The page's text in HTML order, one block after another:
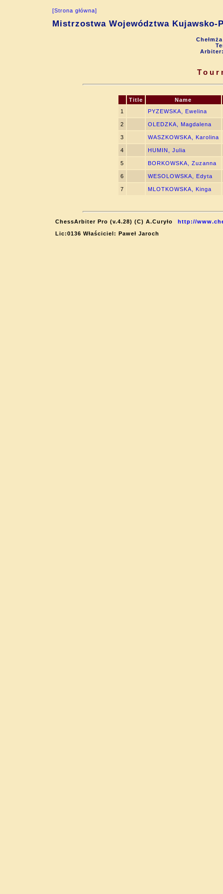
[Strona główna]
Mistrzostwa Województwa Kujawsko-
Title
Name
1
PYZEWSKA, Ewelina
2 OLEDZKA, Magdalena
3 WASZKOWSKA, Karolina
4 HUMIN, Julia
5 BORKOWSKA, Zuzanna
6 WESOLOWSKA, Edyta
7 MLOTKOWSKA, Kinga
ChessArbiter Pro (v.4.28) (C) A.Curyło
http://
Lic:0136 Właściciel: Paweł Jaroch